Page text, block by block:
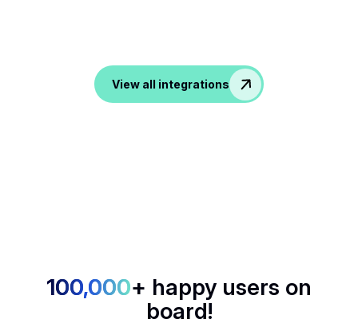
View all integrations
100,000+ happy users on
board!